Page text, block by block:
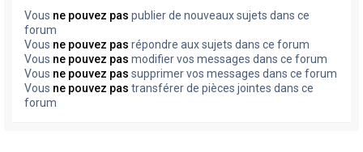
Vous ne pouvez pas publier de nouveaux sujets dans ce
forum
Vous ne pouvez pas répondre aux sujets dans ce forum
Vous ne pouvez pas modifier vos messages dans ce forum
Vous ne pouvez pas supprimer vos messages dans ce forum
Vous ne pouvez pas transférer de pièces jointes dans ce
forum